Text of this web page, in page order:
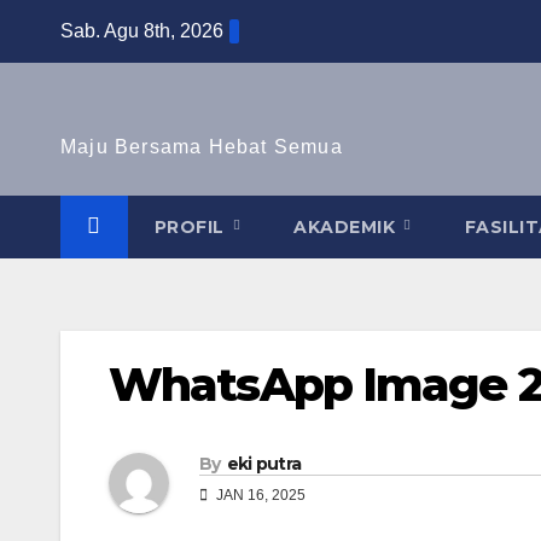
Sab. Agu 8th, 2026
Maju Bersama Hebat Semua
PROFIL AKADEMIK
WhatsApp Image
By eki putra
JAN 16, 2025